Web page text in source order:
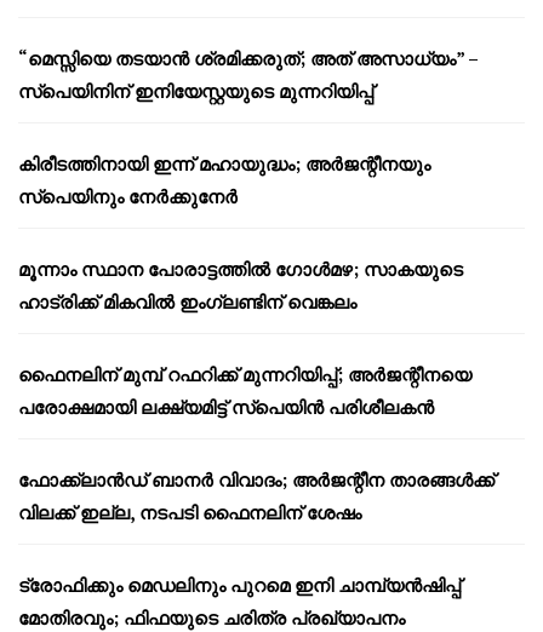
“മെസ്സിയെ തടയാൻ ശ്രമിക്കരുത്; അത് അസാധ്യം” –
സ്പെയിനിന് ഇനിയേസ്റ്റയുടെ മുന്നറിയിപ്പ്
കിരീടത്തിനായി ഇന്ന് മഹായുദ്ധം; അർജന്റീനയും
സ്പെയിനും നേർക്കുനേർ
മൂന്നാം സ്ഥാന പോരാട്ടത്തിൽ ഗോൾമഴ; സാകയുടെ
ഹാട്രിക്ക് മികവിൽ ഇംഗ്ലണ്ടിന് വെങ്കലം
ഫൈനലിന് മുമ്പ് റഫറിക്ക് മുന്നറിയിപ്പ്; അർജന്റീനയെ
പരോക്ഷമായി ലക്ഷ്യമിട്ട് സ്പെയിൻ പരിശീലകൻ
ഫോക്ക്‌ലാൻഡ് ബാനർ വിവാദം; അർജന്റീന താരങ്ങൾക്ക്
വിലക്ക് ഇല്ല, നടപടി ഫൈനലിന് ശേഷം
ട്രോഫിക്കും മെഡലിനും പുറമെ ഇനി ചാമ്പ്യൻഷിപ്പ്
മോതിരവും; ഫിഫയുടെ ചരിത്ര പ്രഖ്യാപനം